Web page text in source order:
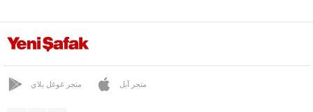
سينديرغي
سوسورلوك
متجر غوغل بلاي متجر آبل